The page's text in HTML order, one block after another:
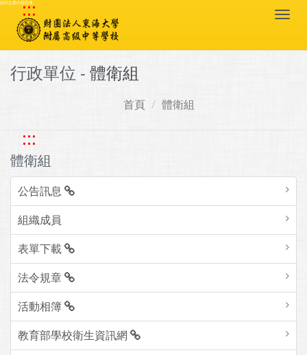
跳到主要內容區塊
:::
行政單位 - 體衛組
首頁 體衛組
:::
體衛組
公告訊息
組織成員
表單下載
法令規章
活動相簿
教育部學校衛生資訊網